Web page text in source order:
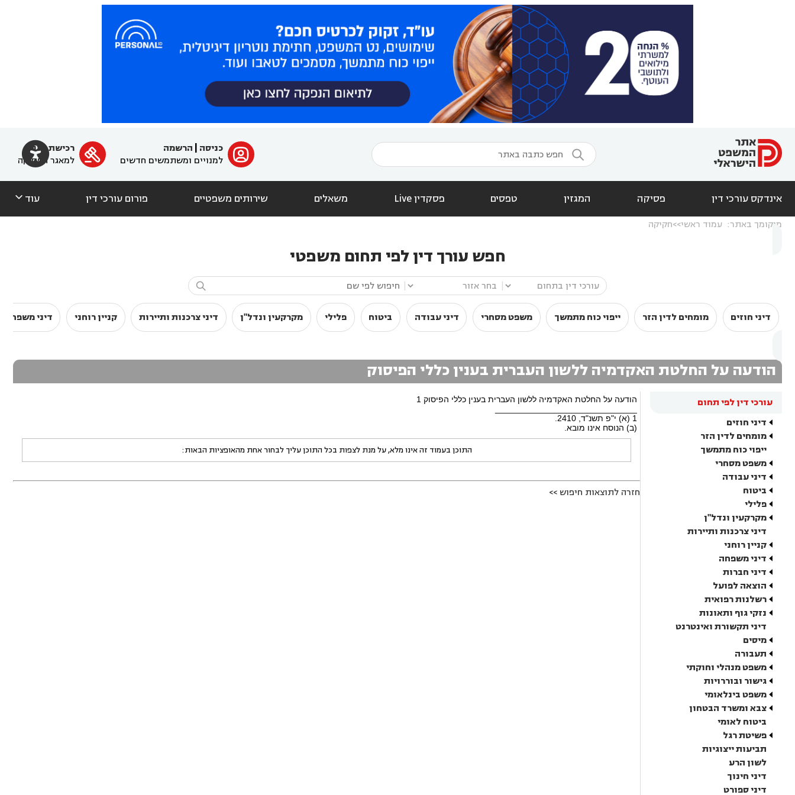
  ﱐ כניסה
הרשמה
למנויים ומשתמשים חדשים

רכישת מנוי
למאגר הפסיקה
אינדקס עורכי דין פסיקה המגזין טפסים פסקדין Live משאלים שירותים משפטיים פורום עורכי דין עוד 
מיקומך באתר: עמוד ראשי חקיקה
חפש עורך דין לפי תחום משפטי

דיני חוזים מומחים לדין הזר ייפוי כוח מתמשך משפט מסחרי דיני עבודה ביטוח פלילי מקרקעין ונדל"ן דיני צרכנות ותיירות קניין רוחני דיני משפחה
הודעה על החלטת האקדמיה ללשון העברית בענין כללי הפיסוק
עורכי דין לפי תחום
דיני חוזים
מומחים לדין הזר
ייפוי כוח מתמשך
משפט מסחרי
דיני עבודה
ביטוח
פלילי
מקרקעין ונדל"ן
דיני צרכנות ותיירות
קניין רוחני
דיני משפחה
דיני חברות
הוצאה לפועל
רשלנות רפואית
נזקי גוף ותאונות
דיני תקשורת ואינטרנט
מיסים
תעבורה
משפט מנהלי וחוקתי
גישור ובוררויות
משפט בינלאומי
צבא ומשרד הבטחון
ביטוח לאומי
פשיטת רגל
תביעות ייצוגיות
לשון הרע
דיני חינוך
דיני ספורט
הודעה על החלטת האקדמיה ללשון העברית בענין כללי הפיסוק 1
1 (א) י"פ תשנ"ד, 2410.
(ב) הנוסח אינו מובא.
התוכן בעמוד זה אינו מלא, על מנת לצפות בכל התוכן עליך לבחור אחת מהאופציות הבאות:
חזרה לתוצאות חיפוש >>